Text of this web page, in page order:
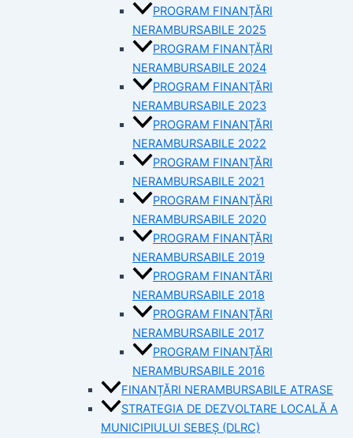
PROGRAM FINANȚĂRI
NERAMBURSABILE 2025
PROGRAM FINANȚĂRI
NERAMBURSABILE 2024
PROGRAM FINANȚĂRI
NERAMBURSABILE 2023
PROGRAM FINANȚĂRI
NERAMBURSABILE 2022
PROGRAM FINANȚĂRI
NERAMBURSABILE 2021
PROGRAM FINANȚĂRI
NERAMBURSABILE 2020
PROGRAM FINANȚĂRI
NERAMBURSABILE 2019
PROGRAM FINANTĂRI
NERAMBURSABILE 2018
PROGRAM FINANȚĂRI
NERAMBURSABILE 2017
PROGRAM FINANȚĂRI
NERAMBURSABILE 2016
FINANȚĂRI NERAMBURSABILE ATRASE
STRATEGIA DE DEZVOLTARE LOCALĂ A
MUNICIPIULUI SEBEȘ (DLRC)